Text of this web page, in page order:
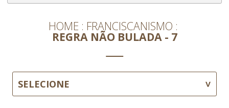
HOME FRANCISCANISMO
REGRA NÃO BULADA - 7
SELECIONE